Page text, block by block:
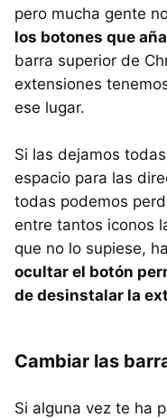
pero mucha gente
los botones que
barra superior de
extensiones
ese lugar.
Si las dejamos
espacio para las
todas podemos
entre tantos iconos
que no lo supiese,
ocultar el botón
de desinstalar la
Cambiar las
Si alguna vez te ha